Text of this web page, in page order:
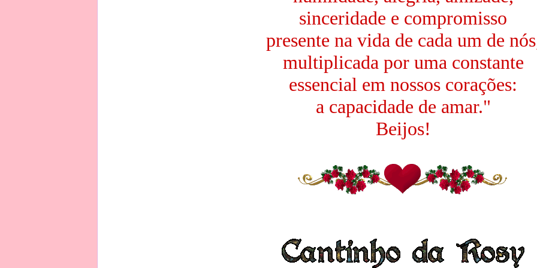
sinceridade e compromisso
presente na vida de cada um de
multiplicada por uma constante
essencial em nossos corações:
a capacidade de amar."
Beijos!